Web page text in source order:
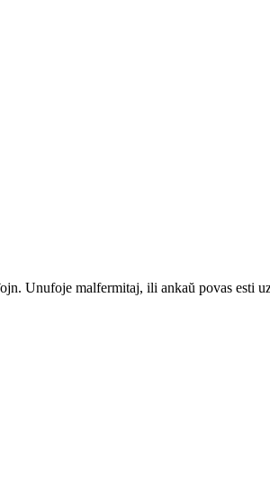
Unufoje malfermitaj, ili ankaŭ povas esti